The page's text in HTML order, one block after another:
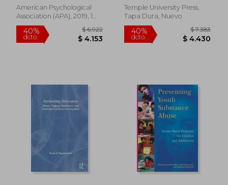
American Psychological
Association (APA), 2019, 1
Edición, Tapa Dura, Nuevo
Temple University Press,
Tapa Dura, Nuevo